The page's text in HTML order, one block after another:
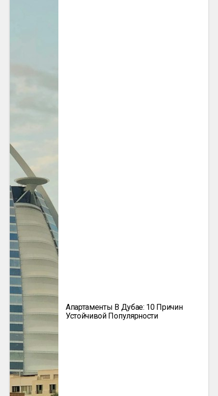
Апартаменты В Дубае: 10 Причин
Устойчивой Популярности